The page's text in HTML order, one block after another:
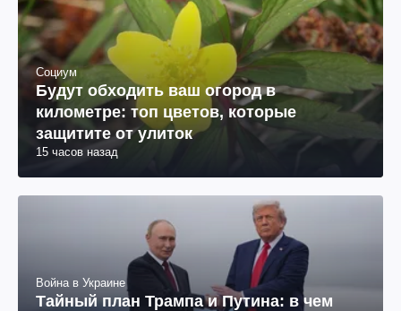
Социум
Будут обходить ваш огород в
километре: топ цветов, которые
защитите от улиток
15 часов назад
Война в Украине
Тайный план Трампа и Путина: в чем